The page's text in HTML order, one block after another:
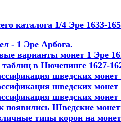
каталога 1/4 Эре 1633-
- 1 Эре Арбога.
варианты монет 1 Эре
в Нючепинге 1627-
шведских
шведских
шведских
появились Шведские
типы корон на